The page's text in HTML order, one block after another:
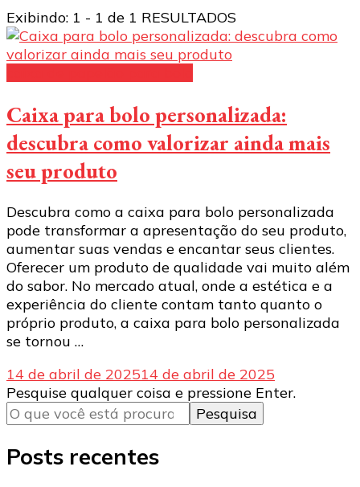
Exibindo: 1 - 1 de 1 RESULTADOS
Caixa para bolo personalizada:
descubra como valorizar ainda mais
seu produto
Descubra como a caixa para bolo personalizada
pode transformar a apresentação do seu produto,
aumentar suas vendas e encantar seus clientes.
Oferecer um produto de qualidade vai muito além
do sabor. No mercado atual, onde a estética e a
experiência do cliente contam tanto quanto o
próprio produto, a caixa para bolo personalizada
se tornou …
14 de abril de 202514 de abril de 2025
Procurando
algo?
Pesquise qualquer coisa e pressione Enter.
Posts recentes